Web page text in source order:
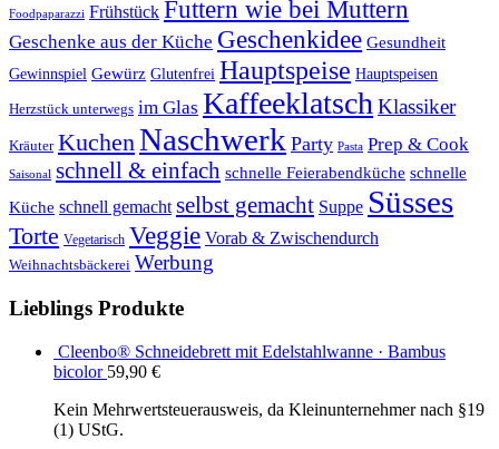
Foodpaparazzi Frühstück Futtern wie bei Muttern
Geschenke aus der Küche Geschenkidee Gesundheit
Gewinnspiel Gewürz Glutenfrei Hauptspeise Hauptspeisen
Herzstück unterwegs im Glas Kaffeeklatsch Klassiker
Kräuter KuchenNaschwerk Party Pasta Prep & Cook
Saisonal schnell & einfach schnelle Feierabendküche schnelle
Küche schnell gemacht selbst gemacht Suppe Süsses
Torte Vegetarisch Veggie Vorab & Zwischendurch
Weihnachtsbäckerei Werbung
Lieblings Produkte
Cleenbo® Schneidebrett mit Edelstahlwanne · Bambus
bicolor 59,90 €
Kein Mehrwertsteuerausweis, da Kleinunternehmer nach §19
(1) UStG.